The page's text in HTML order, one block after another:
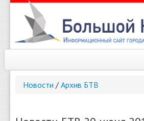
Новости / Архив БТВ